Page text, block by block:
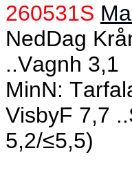
260531S
NedDag
..Vagnh 3,1
MinN:
VisbyF 7,7
5,2/≤5,5)